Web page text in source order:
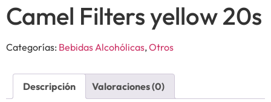
Camel Filters yellow 20s
Categorías: Bebidas Alcohólicas,Otros
Descripción Valoraciones (0)